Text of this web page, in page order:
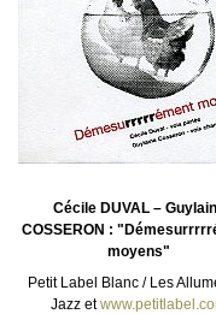
Cécile DUVAL –
COSSERON :
moyens"
Petit Label Blanc / Les
Jazz et